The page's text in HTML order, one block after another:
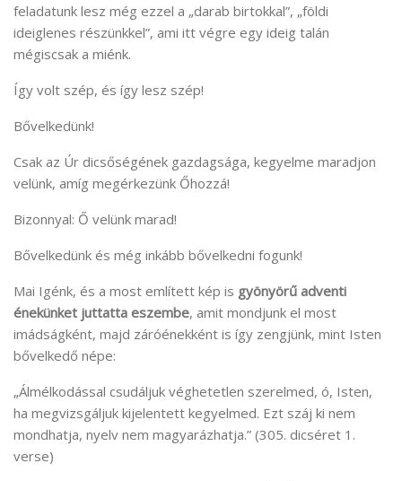
feladatunk lesz még ezzel a „darab birtokkal”, „földi
ideiglenes részünkkel”, ami itt végre egy ideig talán
mégiscsak a miénk.
Így volt szép, és így lesz szép!
Bővelkedünk!
Csak az Úr dicsőségének gazdagsága, kegyelme maradjon
velünk, amíg megérkezünk Őhozzá!
Bizonnyal: Ő velünk marad!
Bővelkedünk és még inkább bővelkedni fogunk!
Mai Igénk, és a most említett kép is gyönyörű adventi
énekünket juttatta eszembe, amit mondjunk el most
imádságként, majd záróénekként is így zengjünk, mint Isten
bővelkedő népe:
„Álmélkodással csudáljuk véghetetlen szerelmed, ó, Isten,
ha megvizsgáljuk kijelentett kegyelmed. Ezt száj ki nem
mondhatja, nyelv nem magyarázhatja.” (305. dicséret 1.
verse)